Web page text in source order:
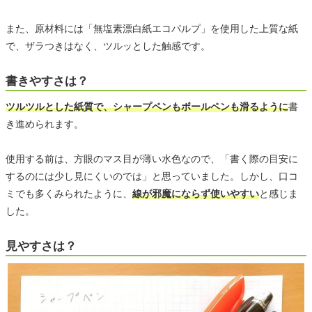
また、原材料には「無塩素漂白紙エコパルプ」を使用した上質な紙
で、ザラつきはなく、ツルッとした触感です。
書きやすさは？
ツルツルとした紙質で、シャープペンもボールペンも滑るように書
き進められます。
使用する前は、方眼のマス目が薄い水色なので、「書く際の目安に
するのには少し見にくいのでは」と思っていました。しかし、口コ
ミでも多くみられたように、 線が邪魔にならず使いやすいと感じま
した。
見やすさは？